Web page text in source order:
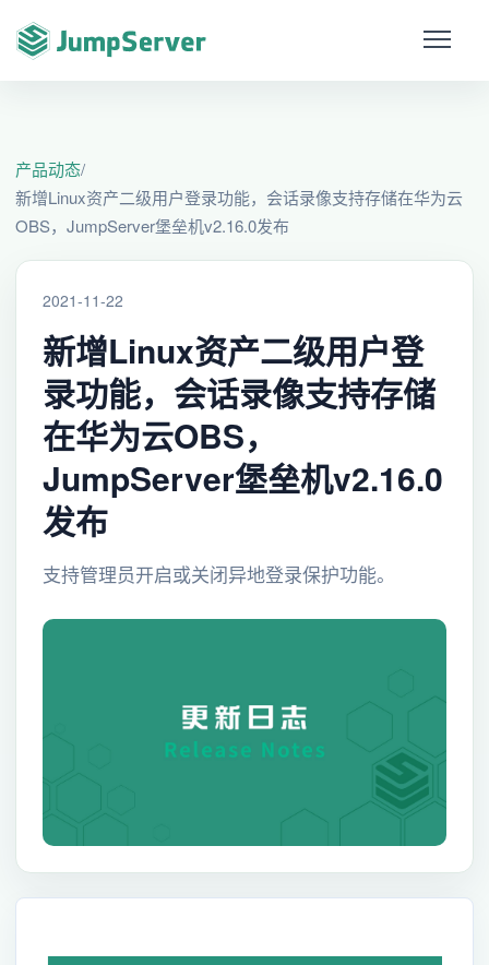
产品动态/
新增Linux资产二级用户登录功能，会话录像支持存储在华为云
OBS，JumpServer堡垒机v2.16.0发布
2021-11-22
新增Linux资产二级用户登
录功能，会话录像支持存储
在华为云OBS，
JumpServer堡垒机v2.16.0
发布
支持管理员开启或关闭异地登录保护功能。